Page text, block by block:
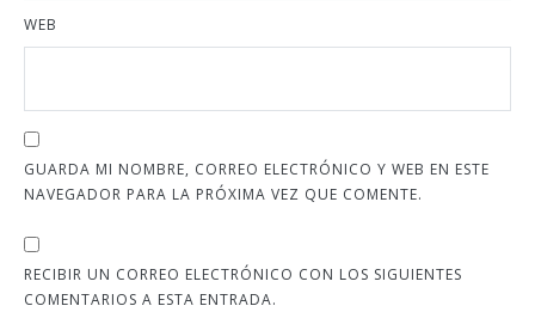
WEB
GUARDA MI NOMBRE, CORREO ELECTRÓNICO Y WEB EN ESTE
NAVEGADOR PARA LA PRÓXIMA VEZ QUE COMENTE.
RECIBIR UN CORREO ELECTRÓNICO CON LOS SIGUIENTES
COMENTARIOS A ESTA ENTRADA.